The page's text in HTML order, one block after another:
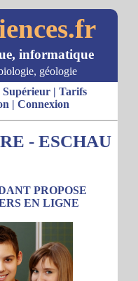
informatique
géologie
Supérieur| Tarifs
| Connexion
- ESCHAU
PROPOSE
EN LIGNE